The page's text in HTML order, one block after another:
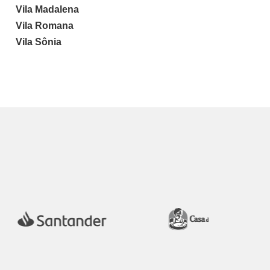
Vila Madalena
Vila Romana
Vila Sônia